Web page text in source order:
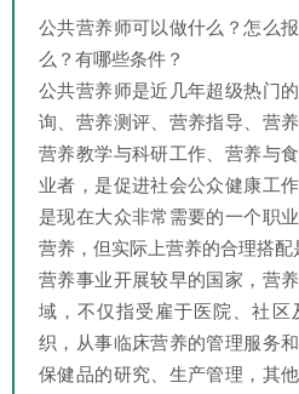
公共营养师可以做什么？怎么
么？有哪些条件？
公共营养师是近几年超级热门
询、营养测评、营养指导、营
营养教学与科研工作、营养与
业者，是促进社会公众健康工
是现在大众非常需要的一个职
营养，但实际上营养的合理搭配
营养事业开展较早的国家，营
域，不仅指受雇于医院、社区
织，从事临床营养的管理服务
保健品的研究、生产管理，其